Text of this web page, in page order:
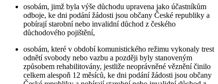
osobám, jimž byla výše důchodu upravena jako účastníkům
odboje, ke dni podání žádosti jsou občany České republiky a
pobírají starobní nebo invalidní důchod z českého
důchodového pojištění,
osobám, které v období komunistického režimu vykonaly trest
odnětí svobody nebo vazbu a později byly stanoveným
způsobem rehabilitovány, jestliže neoprávněné věznění činilo
celkem alespoň 12 měsíců, ke dni podání žádosti jsou občany